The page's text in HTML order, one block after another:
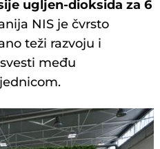
ugljen-dioksida za 6
NIS je čvrsto
teži razvoju i
među